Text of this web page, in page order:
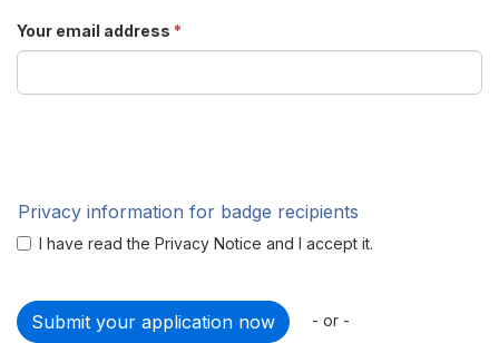
Your email address *
Privacy information for badge recipients
I have read the Privacy Notice and I accept it.
- or -